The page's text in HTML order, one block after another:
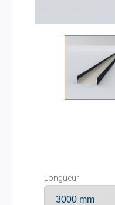
Longueur